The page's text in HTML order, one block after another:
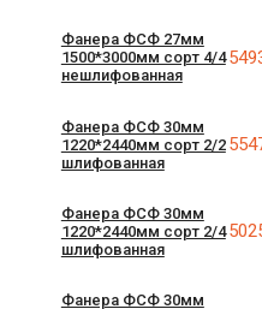
Фанера ФСФ 27мм
1500*3000мм сорт 4/4
нешлифованная
Фанера ФСФ 30мм
1220*2440мм сорт 2/2
шлифованная
Фанера ФСФ 30мм
1220*2440мм сорт 2/4
шлифованная
Фанера ФСФ 30мм